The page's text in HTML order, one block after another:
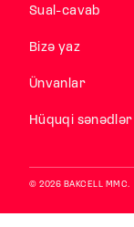
Sual-cavab
Bizə yaz
Ünvanlar
Hüquqi sənədlər
© 2026 BAKCELL MMC.